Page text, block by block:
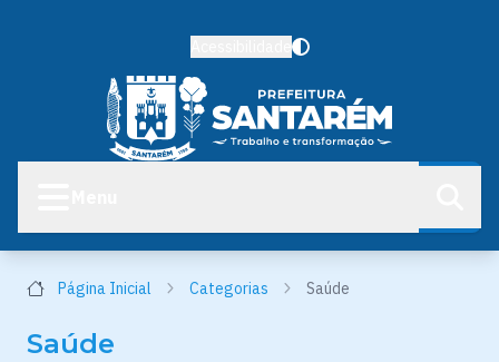
Página Inicial Categorias Saúde
Saúde